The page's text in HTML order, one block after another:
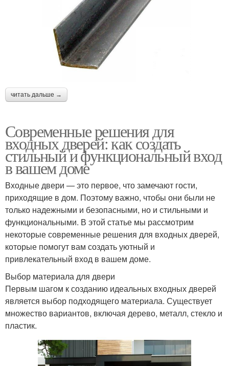
читать дальше →
Современные решения для
входных дверей: как создать
стильный и функциональный вход
в вашем доме
Входные двери — это первое, что замечают гости,
приходящие в дом. Поэтому важно, чтобы они были не
только надежными и безопасными, но и стильными и
функциональными. В этой статье мы рассмотрим
некоторые современные решения для входных дверей,
которые помогут вам создать уютный и
привлекательный вход в вашем доме.
Выбор материала для двери
Первым шагом к созданию идеальных входных дверей
является выбор подходящего материала. Существует
множество вариантов, включая дерево, металл, стекло и
пластик.